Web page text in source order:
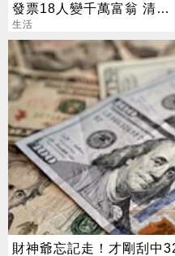
發票18人變千萬富翁 清冊
下午公布
生活
財神爺忘記走！才剛刮中